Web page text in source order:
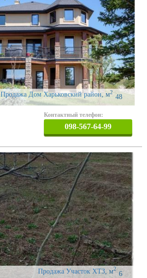
Продажа Дом Харьковский район, 48
м2
Контактный телефон:
098-567-64-99
Продажа Участок ХТЗ 6
м2